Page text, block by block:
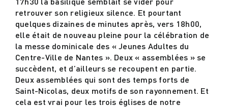
Actualités
Contact
retrouver son religieux silence. Et pourtant
quelques dizaines de minutes après, vers 18h00,
elle était de nouveau pleine pour la célébration de
la messe dominicale des « Jeunes Adultes du
Centre-Ville de Nantes ». Deux « assemblées » se
succèdent, et d’ailleurs se recoupent en partie.
Deux assemblées qui sont des temps forts de
Saint-Nicolas, deux motifs de son rayonnement. Et
cela est vrai pour les trois églises de notre